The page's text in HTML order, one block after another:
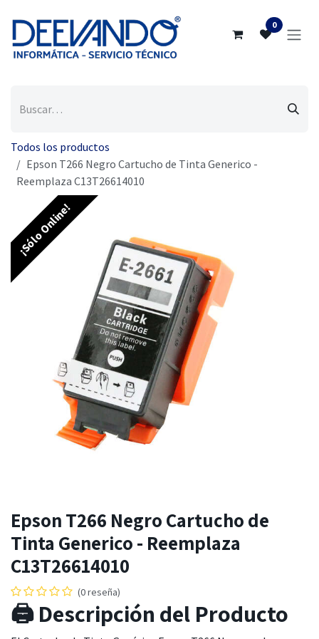
0
Todos los productos
Epson T266 Negro Cartucho de Tinta Generico -
Reemplaza C13T26614010
¡Sólo Online!
Epson T266 Negro Cartucho de
Tinta Generico - Reemplaza
C13T26614010
(0 reseña)
🖨️ Descripción del Producto